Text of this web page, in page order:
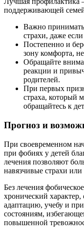
поддерживающей
Важно
страхи, даже
Постепенно и
зону комфорта,
Обращайте
реакции и
родителей.
При первых
страха, который
обращайтесь к
Прогноз и
При своевременном
при фобиях у детей
лечения позволяют
навязчивые страхи
Без лечения
хронический
адаптацию, учебу и
состояниям,
повышенной